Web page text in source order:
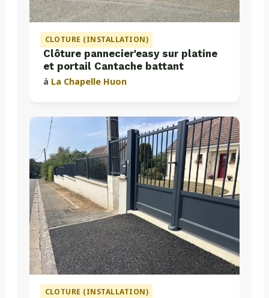
CLOTURE (INSTALLATION)
Clôture pannecier'easy sur platine
et portail Cantache battant
à La Chapelle Huon
CLOTURE (INSTALLATION)